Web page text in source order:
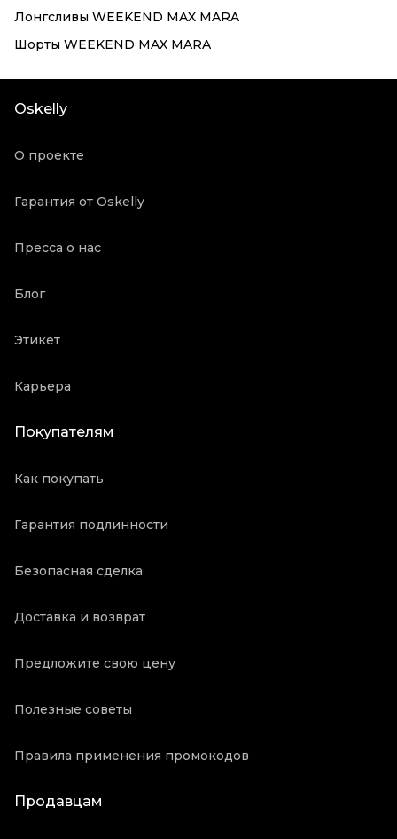
Лонгсливы WEEKEND MAX MARA
Шорты WEEKEND MAX MARA
Oskelly
О проекте
Гарантия от Oskelly
Пресса о нас
Блог
Этикет
Карьера
Покупателям
Как покупать
Гарантия подлинности
Безопасная сделка
Доставка и возврат
Предложите свою цену
Полезные советы
Правила применения промокодов
Продавцам